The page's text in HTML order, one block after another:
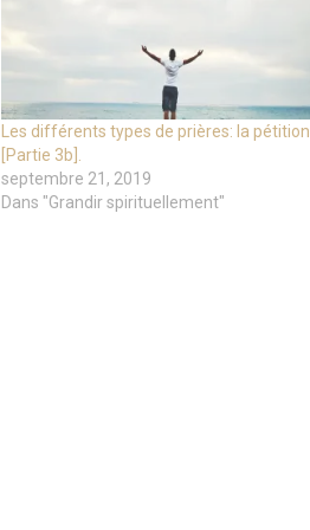
Les différents types de prières: la pétition
[Partie 3b].
septembre 21, 2019
Dans "Grandir spirituellement"